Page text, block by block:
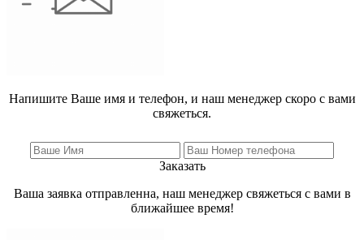
Напишите Ваше имя и телефон, и наш менеджер скоро с вами
свяжеться.
Заказать
Ваша заявка отправленна, наш менеджер свяжеться с вами в
ближайшее время!